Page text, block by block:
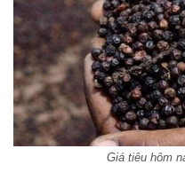
Giá tiêu hôm